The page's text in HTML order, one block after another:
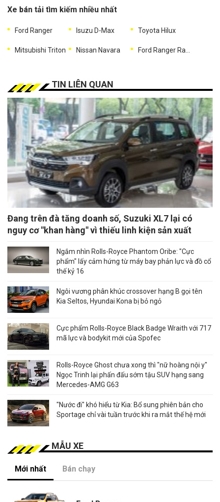
Xe bán tải tìm kiếm nhiều nhất
Ford Ranger Isuzu D-Max Toyota Hilux
Mitsubishi Triton Nissan Navara
TIN LIÊN QUAN
Đang trên đà tăng doanh số, Suzuki XL7 lại có
nguy cơ "khan hàng" vì thiếu linh kiện sản xuất
Ngắm nhìn Rolls-Royce Phantom Oribe: "Cực
phẩm" lấy cảm hứng từ máy bay phản lực và đồ cổ
thế kỷ 16
Ngôi vương phân khúc crossover hạng B gọi tên
Kia Seltos, Hyundai Kona bị bỏ ngỏ
Cực phẩm Rolls-Royce Black Badge Wraith với 717
mã lực và bodykit mới của Spofec
Rolls-Royce Ghost chưa xong thì "nữ hoàng nội y"
Ngọc Trinh lại phấn đấu sớm tậu SUV hạng sang
Mercedes-AMG G63
"Nước đi" khó hiểu từ Kia: Bổ sung phiên bản cho
Sportage chỉ vài tuần trước khi ra mắt thế hệ mới
MẪU XE
Mới nhất Bán chạy